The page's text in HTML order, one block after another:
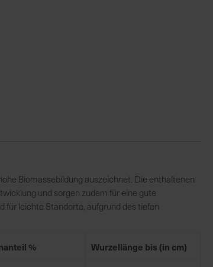
Biomassebildung auszeichnet. Die enthaltenen
und sorgen zudem für eine gute
für leichte Standorte, aufgrund des tiefen
% Wurzellänge bis (in cm)